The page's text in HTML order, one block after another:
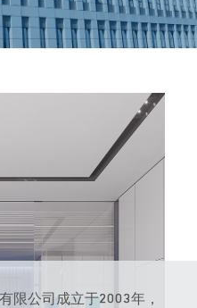
限公司成立于2003年，